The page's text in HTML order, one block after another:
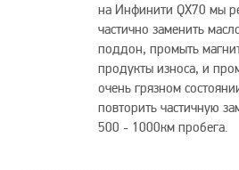
на Инфинити QX70 мы
частично заменить
поддон, промыть
продукты износа, и
очень грязном
повторить частичную
500 - 1000км пробега.